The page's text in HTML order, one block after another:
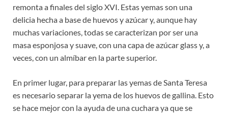
remonta a finales del siglo XVI. Estas yemas son una
delicia hecha a base de huevos y azúcar y, aunque hay
muchas variaciones, todas se caracterizan por ser una
masa esponjosa y suave, con una capa de azúcar glass y, a
veces, con un almíbar en la parte superior.
En primer lugar, para preparar las yemas de Santa Teresa
es necesario separar la yema de los huevos de gallina. Esto
se hace mejor con la ayuda de una cuchara ya que se